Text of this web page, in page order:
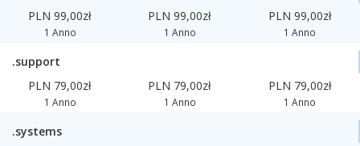
PLN 99,00zł
1 Anno
PLN 99,00zł
1 Anno
PLN 99,00zł
1 Anno
.support
PLN 79,00zł
1 Anno
PLN 79,00zł
1 Anno
PLN 79,00zł
1 Anno
.systems